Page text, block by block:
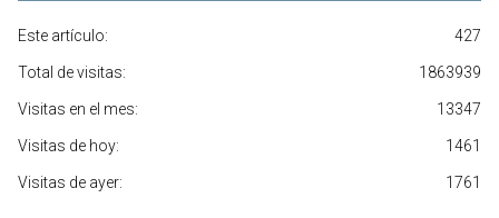
427
Este artículo:
1863939
Total de visitas:
13347
Visitas en el mes:
1461
Visitas de hoy:
1761
Visitas de ayer: